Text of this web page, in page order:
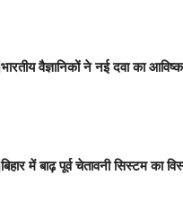
भारतीय वैज्ञानिकों ने नई दवा का
बिहार में बाढ़ पूर्व चेतावनी सिस्टम का